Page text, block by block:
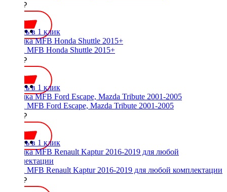
2000 ₽
Купить в 1 клик
Рамка MFB Honda Shuttle 2015+
2700 ₽
Купить в 1 клик
Рамка MFB Ford Escape, Mazda Tribute 2001-2005
2000 ₽
Купить в 1 клик
Рамка MFB Renault Kaptur 2016-2019 для любой комплектации
2500 ₽